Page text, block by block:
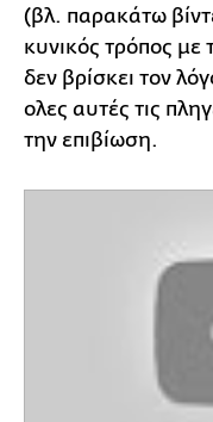
(βλ. παρακάτω
κυνικός τρόπος με
δεν βρίσκει τον
ολες αυτές τις
την επιβίωση.